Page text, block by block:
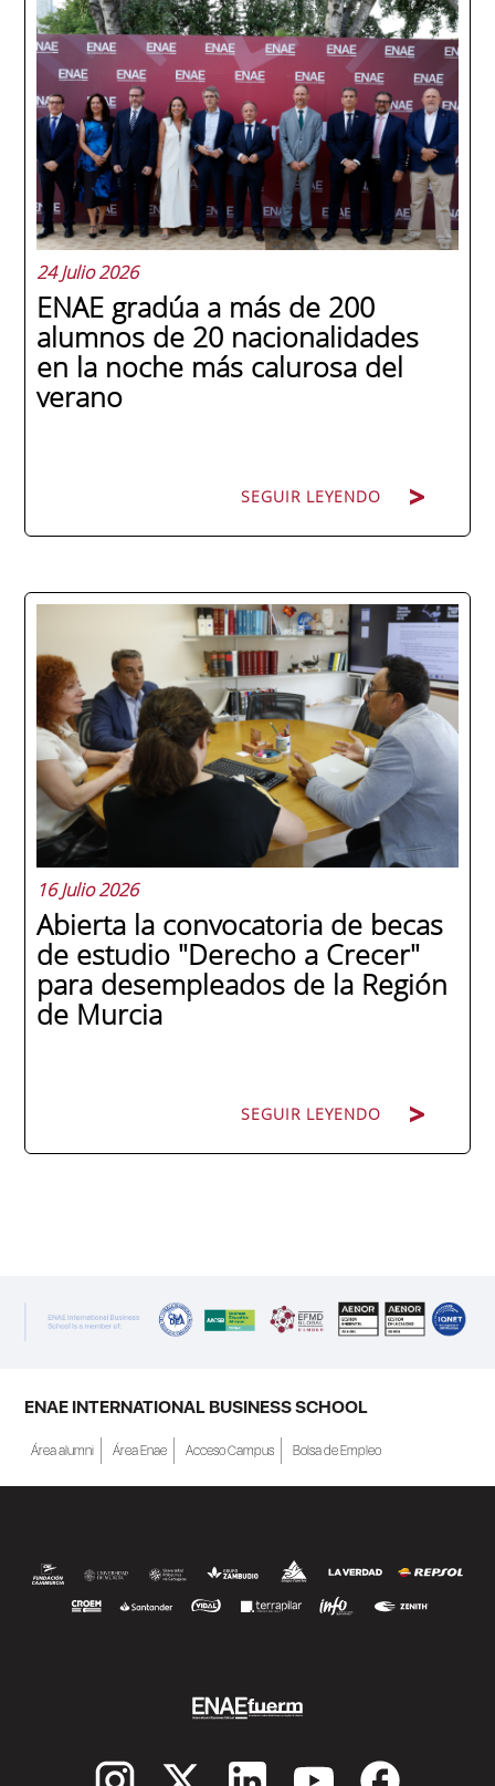
24 Julio 2026
ENAE gradúa a más de 200
alumnos de 20 nacionalidades
en la noche más calurosa del
verano
SEGUIR LEYENDO
La promoción 2025/2026 de ENAE Business
School se convirtió en una de las más
internacionales de la historia de la escuela
en una ceremonia celebrada en Murcia
con 44 grados y más de 600 asistentes.
Ricardo Navarro, vicepresidente senior de
Generac Power Systems en Estados Unidos
y antiguo alumno...
16 Julio 2026
Abierta la convocatoria de becas
de estudio "Derecho a Crecer"
para desempleados de la Región
de Murcia
SEGUIR LEYENDO
a Crecer". El programa está dirigido a
personas inscritas como demandantes de
becas de estudio parciales (50%), además
de al menos una beca...
ENAE INTERNATIONAL BUSINESS SCHOOL
Área alumni Área Enae Acceso Campus Bolsa de Empleo